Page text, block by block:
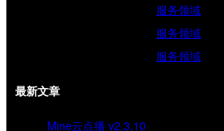
服务领域
服务领域
服务领域
最新文章
Mine云点播 v2.3.10